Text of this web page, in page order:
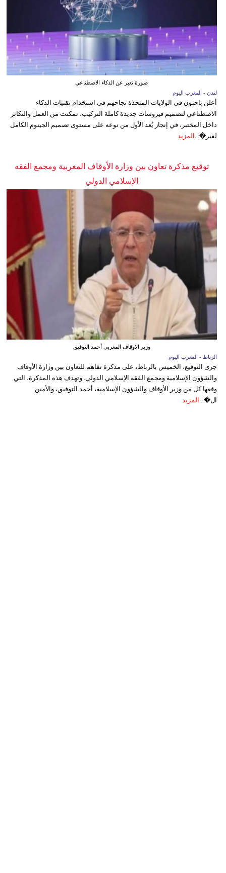
صورة تعبر عن الذكاء الاصطناعي
لندن - المغرب اليوم
أعلن باحثون في الولايات المتحدة نجاحهم في استخدام تقنيات الذكاء
الاصطناعي لتصميم فيروسات جديدة كاملة التركيب، تمكنت من العمل والتكاثر
داخل المختبر، في إنجاز يُعد الأول من نوعه على مستوى تصميم الجينوم الكامل
لفير�... المزيد
توقيع مذكرة تعاون بين وزارة الأوقاف المغربية ومجمع الفقه
الإسلامي الدولي
وزير الاوقاف المغربي أحمد التوفيق
الرباط - المغرب اليوم
جرى التوقيع، الخميس بالرباط، على مذكرة تفاهم للتعاون بين وزارة الأوقاف
والشؤون الإسلامية ومجمع الفقه الإسلامي الدولي. وتهدف هذه المذكرة، التي
وقعها كل من وزير الأوقاف والشؤون الإسلامية، أحمد التوفيق، والأمين
ال�... المزيد